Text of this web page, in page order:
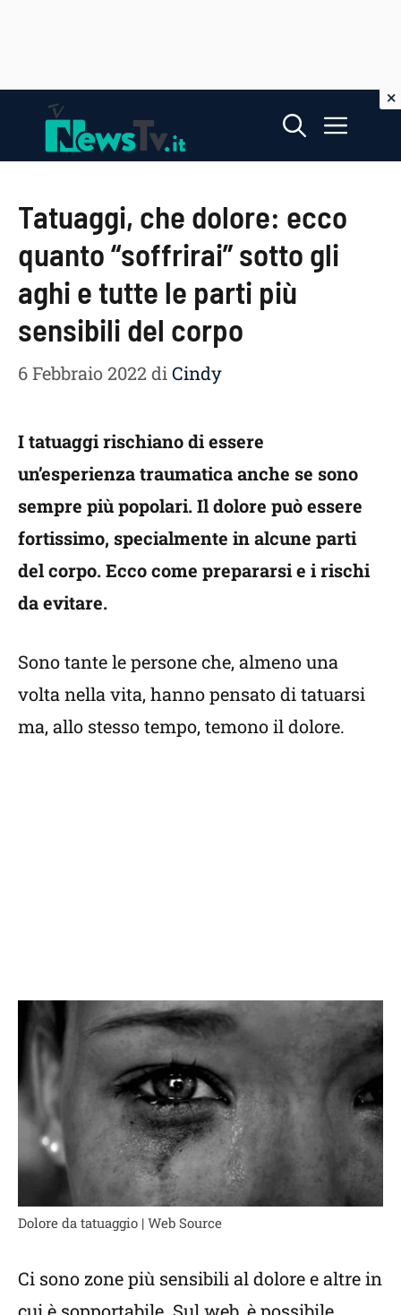
contenuto
Menu
Tatuaggi, che dolore: ecco
quanto “soffrirai” sotto gli
aghi e tutte le parti più
sensibili del corpo
6 Febbraio 2022diCindy
I tatuaggi rischiano di essere
un’esperienza traumatica anche se sono
sempre più popolari. Il dolore può essere
fortissimo, specialmente in alcune parti
del corpo. Ecco come prepararsi e i rischi
da evitare.
Sono tante le persone che, almeno una
volta nella vita, hanno pensato di tatuarsi
ma, allo stesso tempo, temono il dolore.
Dolore da tatuaggio | Web Source
Ci sono zone più sensibili al dolore e altre in
cui è sopportabile. Sul web, è possibile